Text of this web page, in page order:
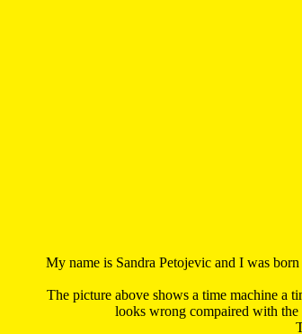
My name is Sandra Petojevic and I was
The picture above shows a time machine a
looks wrong compaired with